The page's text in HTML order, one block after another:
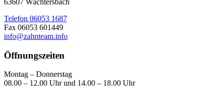
Telefon 06053 1687
Fax 06053 601449
info@zahnteam.info
Öffnungszeiten
Montag – Donnerstag
08.00 – 12.00 Uhr und 14.00 – 18.00 Uhr